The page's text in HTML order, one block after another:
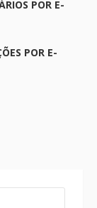
POR E-
POR E-